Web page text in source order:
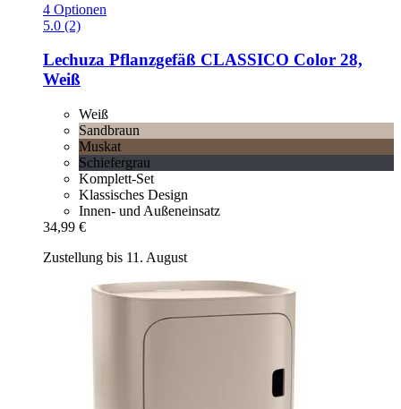
4 Optionen
5.0 (2)
Lechuza Pflanzgefäß CLASSICO Color 28,
Weiß
Weiß
Sandbraun
Muskat
Schiefergrau
Komplett-Set
Klassisches Design
Innen- und Außeneinsatz
34,99 €
Zustellung bis 11. August